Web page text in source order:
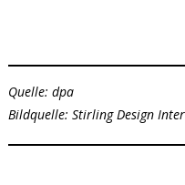
Quelle: dpa
Bildquelle: Stirling Design